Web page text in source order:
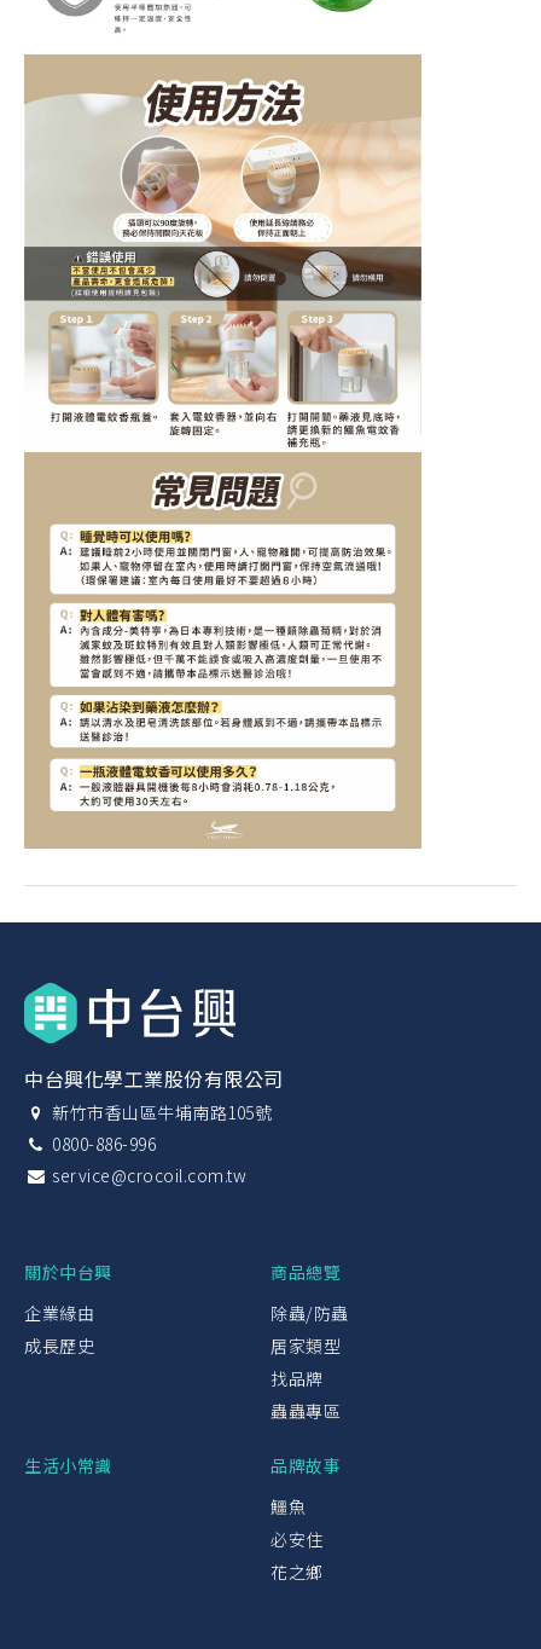
中台興化學工業股份有限公司
新竹市香山區牛埔南路105號
0800-886-996
service@crocoil.com.tw
關於中台興
企業緣由
成長歷史
商品總覽
除蟲/防蟲
居家類型
找品牌
蟲蟲專區
生活小常識
品牌故事
鱷魚
必安住
花之鄉